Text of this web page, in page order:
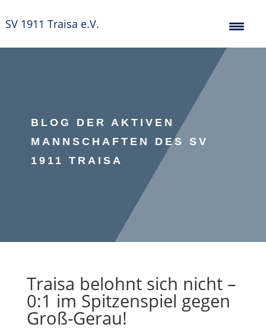
SV 1911 Traisa e.V.
BLOG DER AKTIVEN
MANNSCHAFTEN DES SV
1911 TRAISA
Traisa belohnt sich nicht –
0:1 im Spitzenspiel gegen
Groß-Gerau!